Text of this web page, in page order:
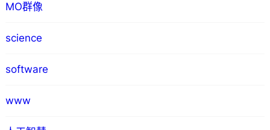
MO群像
science
software
www